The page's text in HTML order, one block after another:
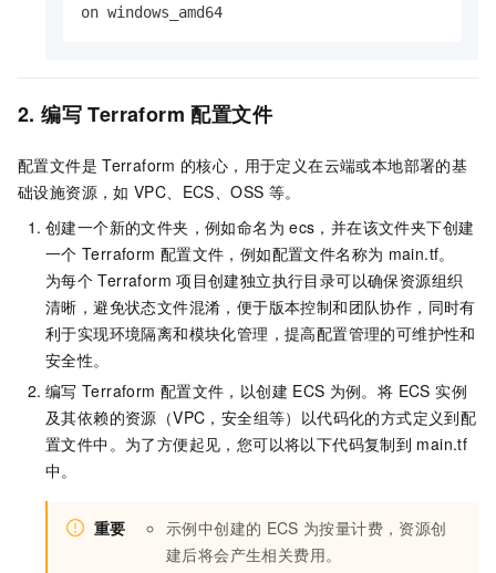
2. 编写 Terraform 配置文件
配置文件是 Terraform 的核心，用于定义在云端或本地部署的基
础设施资源，如 VPC、ECS、OSS 等。
创建一个新的文件夹，例如命名为 ecs，并在该文件夹下创建
一个 Terraform 配置文件，例如配置文件名称为 main.tf。
为每个 Terraform 项目创建独立执行目录可以确保资源组织
清晰，避免状态文件混淆，便于版本控制和团队协作，同时有
利于实现环境隔离和模块化管理，提高配置管理的可维护性和
安全性。
编写 Terraform 配置文件，以创建 ECS 为例。将 ECS 实例
及其依赖的资源（VPC，安全组等）以代码化的方式定义到配
置文件中。为了方便起见，您可以将以下代码复制到 main.tf
中。
重要 示例中创建的 ECS 为按量计费，资源创
建后将会产生相关费用。